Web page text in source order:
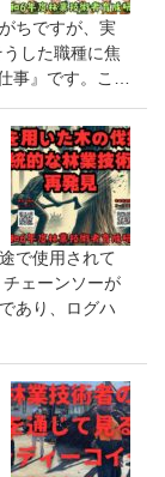
ちですが、実
した職種に焦
事』です。こ…
で使用されて
ェーンソーが
あり、ログハ